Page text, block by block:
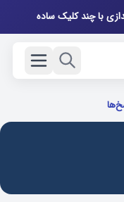
با چند کلیک ساده